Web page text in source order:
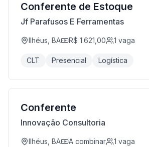
Conferente de Estoque
Jf Parafusos E Ferramentas
Ilhéus, BA R$ 1.621,00 1 vaga
CLT Presencial Logística
Conferente
Innovação Consultoria
Ilhéus, BA A combinar 1 vaga